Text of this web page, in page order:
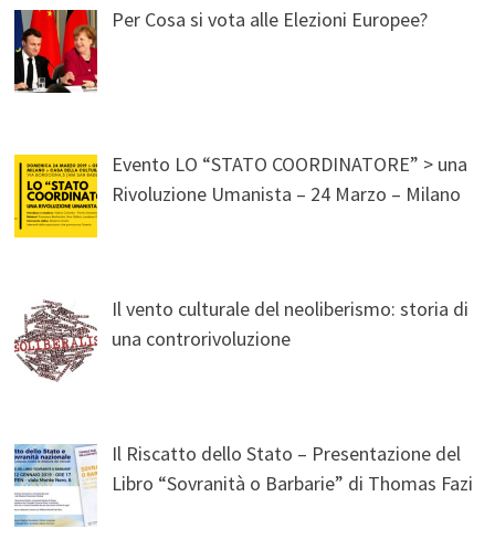
Per Cosa si vota alle Elezioni Europee?
Evento LO “STATO COORDINATORE” > una
Rivoluzione Umanista – 24 Marzo – Milano
Il vento culturale del neoliberismo: storia di
una controrivoluzione
Il Riscatto dello Stato – Presentazione del
Libro “Sovranità o Barbarie” di Thomas Fazi